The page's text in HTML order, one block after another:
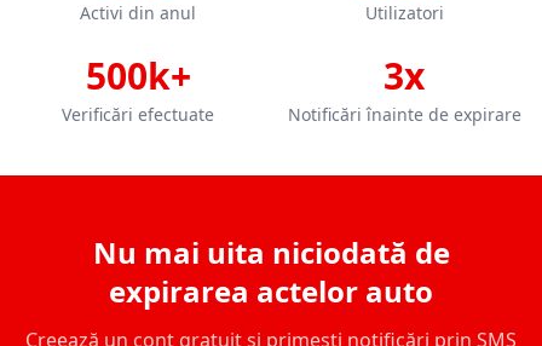
Activi din anul Utilizatori
500k+
Verificări efectuate
3x
Notificări înainte de expirare
Nu mai uita niciodată de
expirarea actelor auto
Creează un cont gratuit și primești notificări prin SMS